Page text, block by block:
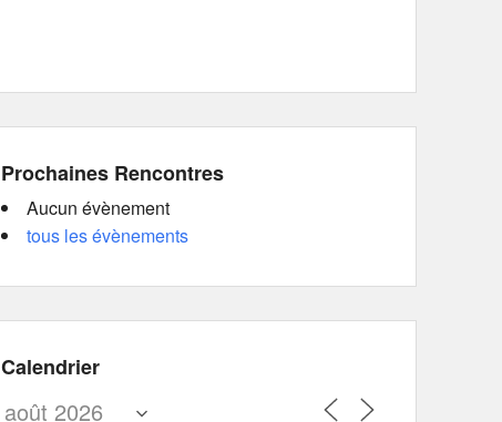
Prochaines Rencontres
Aucun évènement
tous les évènements
Calendrier